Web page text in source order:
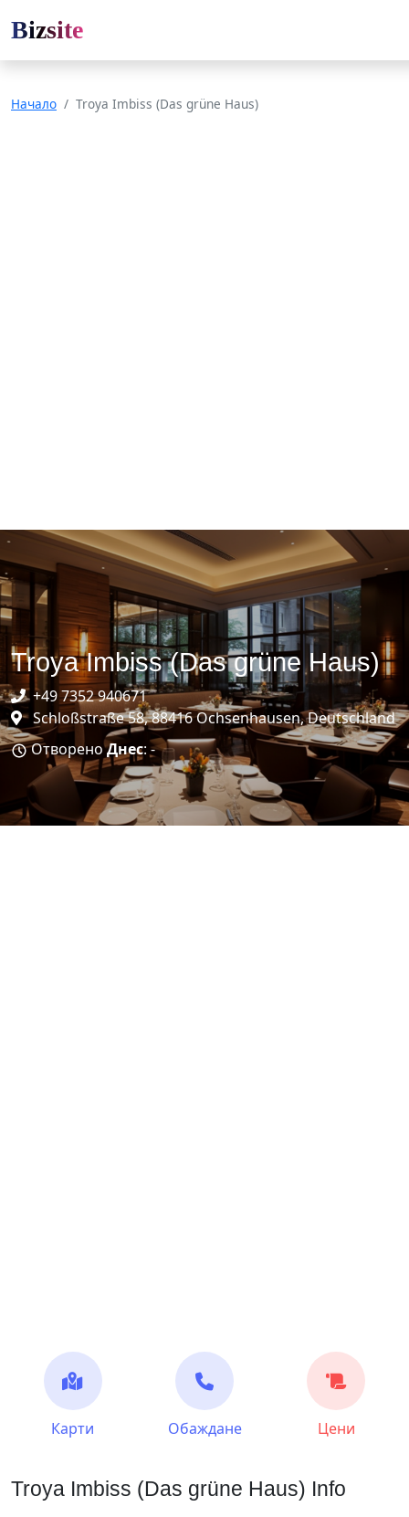
Bizsite
Начало Troya Imbiss (Das grüne Haus)
Troya Imbiss (Das grüne Haus)
+49 7352 940671
Schloßstraße 58, 88416 Ochsenhausen, Deutschland
ОтвореноДнес: -
Карти Обаждане Цени
Troya Imbiss (Das grüne Haus) Info